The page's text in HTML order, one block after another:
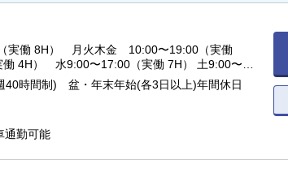
実働 8H） 月火木金 10:00〜19:00（実働
働 4H） 水9:00〜17:00（実働 7H） 土9:00〜
40時間制) 盆・年末年始(各3日以上)年間休日
通勤可能